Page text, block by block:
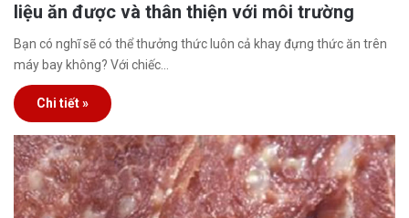
liệu ăn được và thân thiện với môi trường
Bạn có nghĩ sẽ có thể thưởng thức luôn cả khay đựng thức ăn trên
máy bay không? Với chiếc…
Chi tiết »